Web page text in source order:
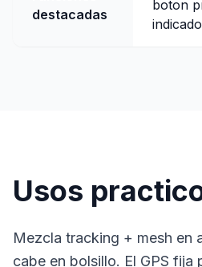
destacadas
boton
Usos
Mezcla tracking + mesh en
cabe en bolsillo. El GPS fija